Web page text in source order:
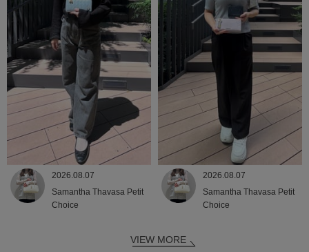
2026.08.07
Samantha Thavasa Petit
Choice
2026.08.07
Samantha Thavasa Petit
Choice
VIEW MORE